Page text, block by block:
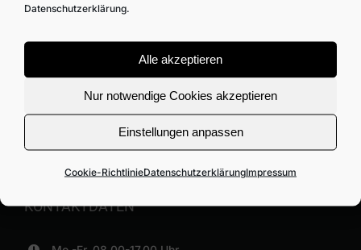
Datenschutzerklärung.
Alle akzeptieren
Nur notwendige Cookies akzeptieren
Einstellungen anpassen
Cookie-RichtlinieDatenschutzerklärungImpressum
Leistungen
Bandierer
Kontakt
Impressum
Datenschutzerklärung
Cookie-Richtlinie (EU)
KONTAKTDATEN